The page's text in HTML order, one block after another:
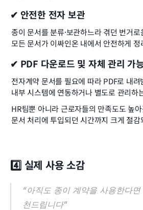
✔ 안전한 전자 보관
종이 문서를 분류·보관하느라 겪던 번거
모든 문서가 이싸인온 내에서 안전하게 정
✔ PDF 다운로드 및 자체 관리 가
전자계약 문서를 필요에 따라 PDF로 내려
내부 시스템에 연동하거나 별도로 관리하
HR팀뿐 아니라 근로자들의 만족도도 높
문서 처리에 투입되던 시간까지 크게 절
4️⃣ 실제 사용 소감
“아직도 종이 계약을 사용한다
천드립니다”